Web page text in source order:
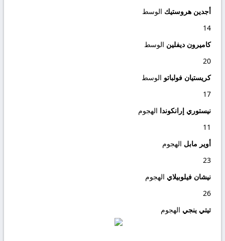
أجدين هروستيك الوسط
14
كاميرون ديفلين الوسط
20
كريستيان فولباتو الوسط
17
نيستوري إرانكوندا الهجوم
11
أوير مابل الهجوم
23
نيشان فيلوبيلاي الهجوم
26
تيتي ينجي الهجوم